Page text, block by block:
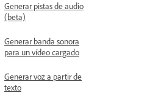
Generar pistas de audio
(beta)
Generar banda sonora
para un vídeo cargado
Generar voz a partir de
texto